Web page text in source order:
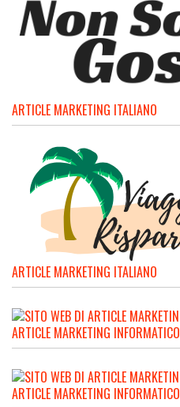
ARTICLE MARKETING ITALIANO
ARTICLE MARKETING ITALIANO
ARTICLE MARKETING INFORMATICO
ARTICLE MARKETING INFORMATICO